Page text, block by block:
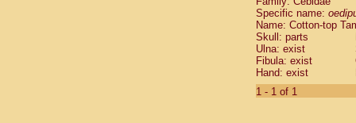
Cebidae
Cebidae
Cebidae
Cebidae
Cebidae
Cebidae
Cebidae
Specific name:
Name: Cotton-top
Skull: parts
Ulna: exist
Fibula: exist
Hand: exist
1 - 1 of 1